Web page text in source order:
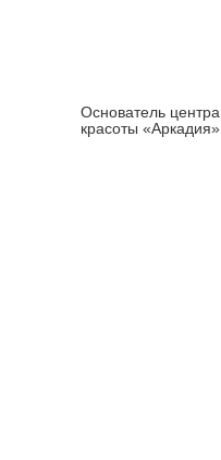
Основатель центра
красоты «Аркадия»